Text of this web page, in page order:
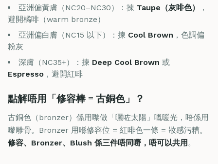
亞洲偏黃膚（NC20–NC30）：揀 Taupe（灰啡色）
，
避開橘啡（warm bronze）
亞洲偏白膚（NC15 以下）：揀 Cool Brown ，色調偏
粉灰
深膚（NC35+）：揀 Deep Cool Brown 或
Espresso ，避開紅啡
點解唔用「修容棒 = 古銅色」？
古銅色（bronzer）係用嚟做「曬咗太陽」嘅暖光，唔係用
嚟雕骨。Bronzer 用喺修容位 = 紅啡色一條 = 妝感污糟。
修容、Bronzer、Blush 係三件唔同嘢，唔可以共用 。